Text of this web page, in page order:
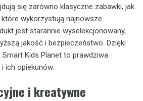
się zarówno klasyczne zabawki, jak
wykorzystują najnowsze
jest starannie wyselekcjonowany,
jakość i bezpieczeństwo. Dzięki
Kids Planet to prawdziwa
ich opiekunów.
i kreatywne